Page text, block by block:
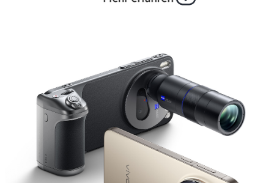
Deutschland | Land/Region auswählen